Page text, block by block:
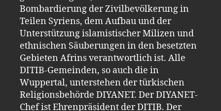
Bombardierung der Zivilbevölkerung in
Teilen Syriens, dem Aufbau und der
Unterstützung islamistischer Milizen und
ethnischen Säuberungen in den besetzten
Gebieten Afrins verantwortlich ist. Alle
DITIB-Gemeinden, so auch die in
Wuppertal, unterstehen der türkischen
Religionsbehörde DIYANET. Der DIYANET-
Chef ist Ehrenpräsident der DITIB. Der